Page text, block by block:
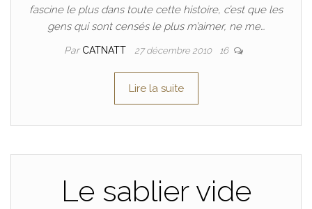
fascine le plus dans toute cette histoire, c’est que les
gens qui sont censés le plus m’aimer, ne me…
Par CATNATT 27 décembre 2010 16
Lire la suite
Le sablier vide